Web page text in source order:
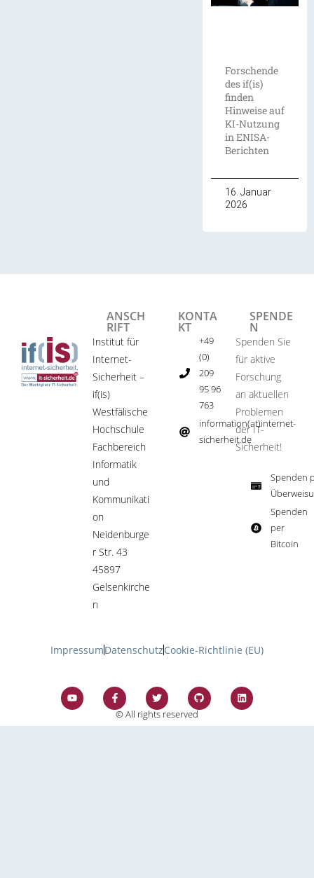
Forschende
des if(is)
finden
Hinweise auf
KI-Nutzung
in ENISA-
Berichten
16. Januar
2026
ANSCH
RIFT
Institut für
Internet-
Sicherheit –
if(is)
Westfälische
Hochschule
Fachbereich
Informatik
und
Kommunikati
on
Neidenburge
r Str. 43
45897
Gelsenkirche
n
KONTA
KT
+49
(0)
209
95 96
763
information(at)internet-
sicherheit.de ​
SPENDE
N
Spenden Sie
für aktive
Forschung
an aktuellen
Problemen
der IT-
Sicherheit!​
Spenden
Spenden
per
Bitcoin​
ImpressumDatenschutzCookie-Richtlinie (EU)
© All rights reserved